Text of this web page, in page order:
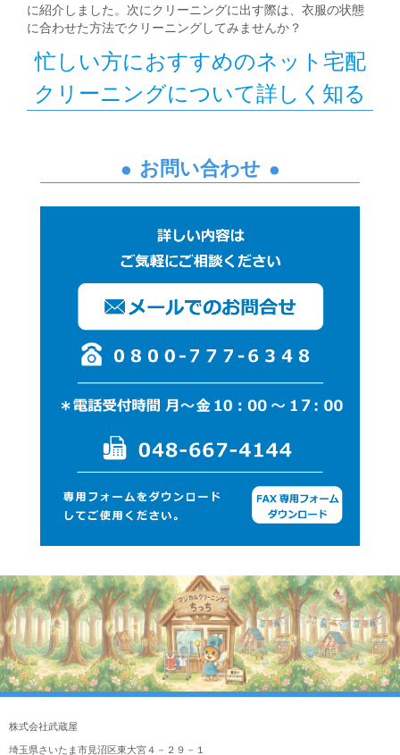
に紹介しました。次にクリーニングに出す際は、衣服の状態
に合わせた方法でクリーニングしてみませんか？
忙しい方におすすめのネット宅配
クリーニングについて詳しく知る
お問い合わせ
株式会社武蔵屋
埼玉県さいたま市見沼区東大宮４－２９－１